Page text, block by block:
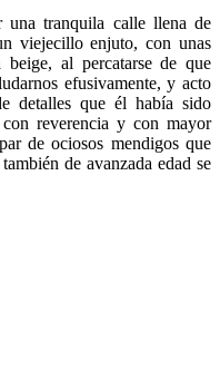
tranquila calle llena de
viejecillo enjuto, con unas
al percatarse de que
efusivamente, y acto
detalles que él había sido
reverencia y con mayor
de ociosos mendigos que
de avanzada edad se